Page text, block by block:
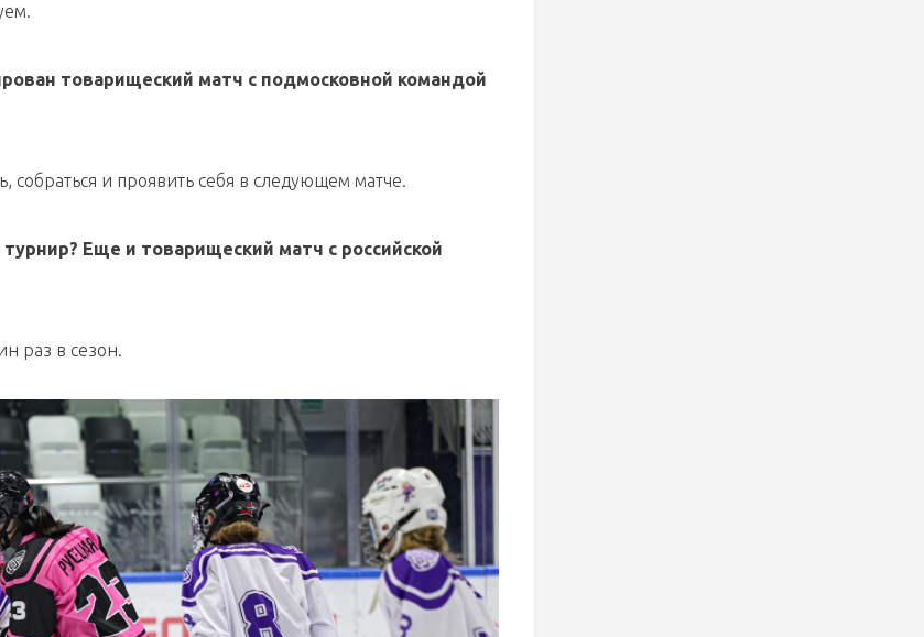
товарищеский матч с подмосковной командой
и проявить себя в следующем матче.
Еще и товарищеский матч с российской
раз в сезон.